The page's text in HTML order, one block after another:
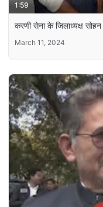
1:59
करणी सेना के जिलाध्यक्ष सोहन
March 11, 2024